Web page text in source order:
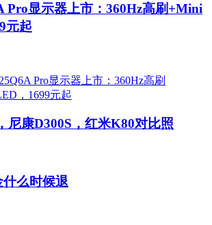
Pro显示器上市：360Hz高刷+Mini
元起
尼康D300S，红米K80对比照
么时候退